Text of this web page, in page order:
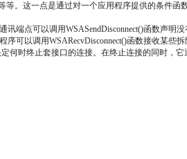
。这一点是通过对一个应用程序提供的条件
端点可以调用WSASendDisconnect()函数声
可以调用WSARecvDisconnect()函数接收某些拆
时终止套接口的连接。在终止连接的同时，